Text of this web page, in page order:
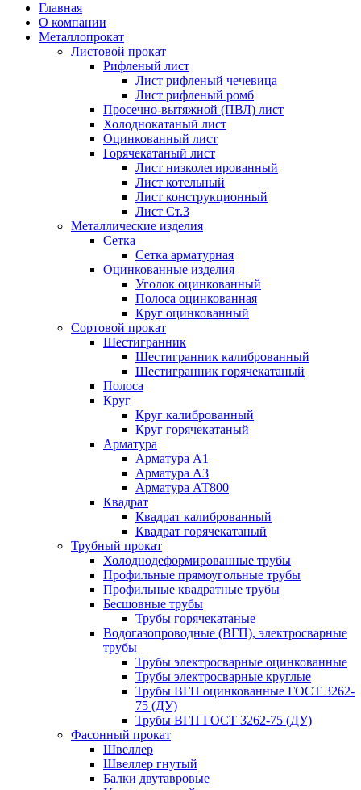
Главная
О компании
Металлопрокат
Листовой прокат
Рифленый лист
Лист рифленый чечевица
Лист рифленый ромб
Просечно-вытяжной (ПВЛ) лист
Холоднокатаный лист
Оцинкованный лист
Горячекатаный лист
Лист низколегированный
Лист котельный
Лист конструкционный
Лист Ст.3
Металлические изделия
Сетка
Сетка арматурная
Оцинкованные изделия
Уголок оцинкованный
Полоса оцинкованная
Круг оцинкованный
Сортовой прокат
Шестигранник
Шестигранник калиброванный
Шестигранник горячекатаный
Полоса
Круг
Круг калиброванный
Круг горячекатаный
Арматура
Арматура А1
Арматура А3
Арматура АТ800
Квадрат
Квадрат калиброванный
Квадрат горячекатаный
Трубный прокат
Холоднодеформированные трубы
Профильные прямоугольные трубы
Профильные квадратные трубы
Бесшовные трубы
Трубы горячекатаные
Водогазопроводные (ВГП), электросварные
трубы
Трубы электросварные оцинкованные
Трубы электросварные круглые
Трубы ВГП оцинкованные ГОСТ 3262-
75 (ДУ)
Трубы ВГП ГОСТ 3262-75 (ДУ)
Фасонный прокат
Швеллер
Швеллер гнутый
Балки двутавровые